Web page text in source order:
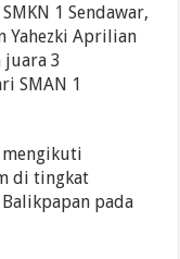
1 Sendawar,
Yahezki Aprilian
juara 3
SMAN 1
mengikuti
di tingkat
pada